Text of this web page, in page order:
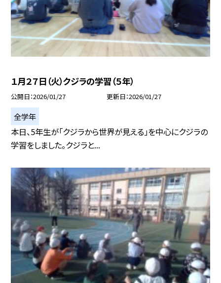
１月２７日（火）クジラの学習（５年）
公開日 2026/01/27 更新日 2026/01/27
全学年
本日、5年生が「クジラから世界が見える」を中心にクジラの
学習をしました。クジラと...